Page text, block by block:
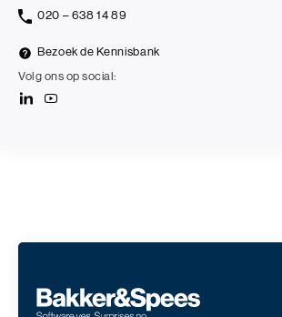
020 – 638 14 89
Bezoek de Kennisbank
Volg ons op social: